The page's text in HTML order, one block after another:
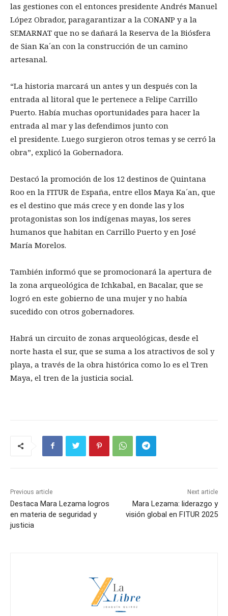
las gestiones con el entonces presidente Andrés Manuel
López Obrador, paragarantizar a la CONANP y a la
SEMARNAT que no se dañará la Reserva de la Biósfera
de Sian Ka´an con la construcción de un camino
artesanal.
“La historia marcará un antes y un después con la
entrada al litoral que le pertenece a Felipe Carrillo
Puerto. Había muchas oportunidades para hacer la
entrada al mar y las defendimos junto con
el presidente. Luego surgieron otros temas y se cerró la
obra”, explicó la Gobernadora.
Destacó la promoción de los 12 destinos de Quintana
Roo en la FITUR de España, entre ellos Maya Ka´an, que
es el destino que más crece y en donde las y los
protagonistas son los indígenas mayas, los seres
humanos que habitan en Carrillo Puerto y en José
María Morelos.
También informó que se promocionará la apertura de
la zona arqueológica de Ichkabal, en Bacalar, que se
logró en este gobierno de una mujer y no había
sucedido con otros gobernadores.
Habrá un circuito de zonas arqueológicas, desde el
norte hasta el sur, que se suma a los atractivos de sol y
playa, a través de la obra histórica como lo es el Tren
Maya, el tren de la justicia social.
Previous article
Destaca Mara Lezama logros
en materia de seguridad y
justicia
Next article
Mara Lezama: liderazgo y
visión global en FITUR 2025